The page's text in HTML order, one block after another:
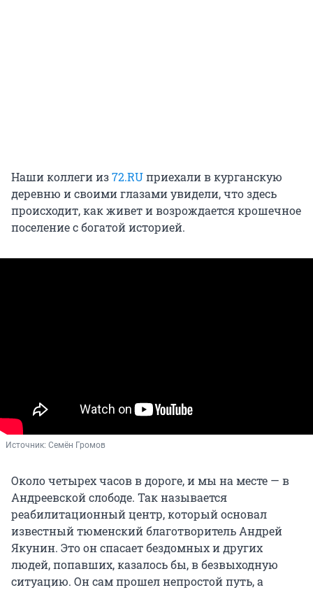
Наши коллеги из72.RUприехали в курганскую
деревню и своими глазами увидели, что здесь
происходит, как живет и возрождается крошечное
поселение с богатой историей.
Источник: Семён Громов
Около четырех часов в дороге, и мы на месте — в
Андреевской слободе. Так называется
реабилитационный центр, который основал
известный тюменский благотворитель Андрей
Якунин. Это он спасает бездомных и других
людей, попавших, казалось бы, в безвыходную
ситуацию. Он сам прошел непростой путь, а